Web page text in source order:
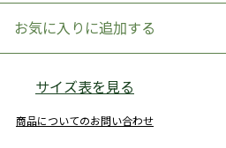
お気に入りに追加する
サイズ表を見る
商品についてのお問い合わせ